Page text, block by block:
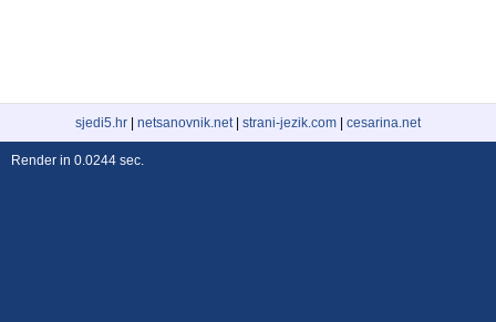
sjedi5.hr netsanovnik.net| strani-jezik.com cesarina.net
Render in 0.0244 sec.